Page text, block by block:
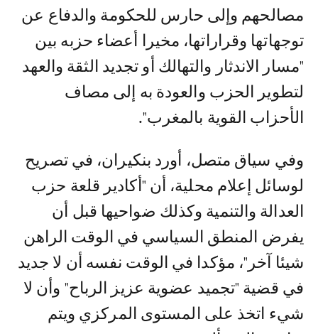
مصالحهم وإلى حارس للحكومة والدفاع عن
توجهاتها وقراراتها، مخيرا أعضاء حزبه بين
"مسار الاندثار والتهالك أو تجديد الثقة والعهد
لتطوير الحزب والعودة به إلى مصاف
الأحزاب القوية بالمغرب".
وفي سياق متصل، أورد بنكيران، في تصريح
لوسائل إعلام محلية، أن "أكادير قلعة حزب
العدالة والتنمية وكذلك ضواحيها قبل أن
يفرض المنطق السياسي في الوقت الراهن
شيئا آخر"، مؤكدا في الوقت نفسه أن لا جديد
في قضية "تجميد عضوية عزيز الرباح" وأن لا
شيء اتخذ على المستوى المركزي ويتم